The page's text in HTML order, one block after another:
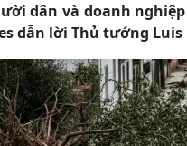
dân và doanh
dẫn lời Thủ tướng